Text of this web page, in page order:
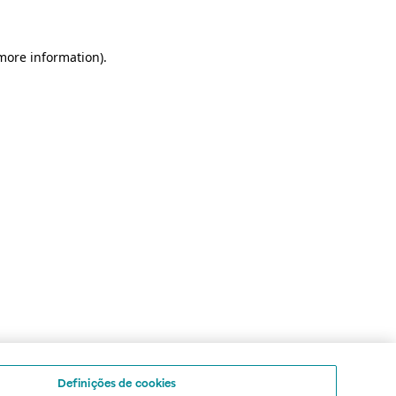
information).
Definições de cookies